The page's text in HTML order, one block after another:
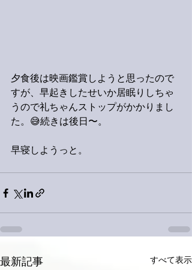
夕食後は映画鑑賞しようと思ったので
すが、早起きしたせいか居眠りしちゃ
うので礼ちゃんストップがかかりまし
た。😅続きは後日〜。
早寝しようっと。
最新記事 すべて表示